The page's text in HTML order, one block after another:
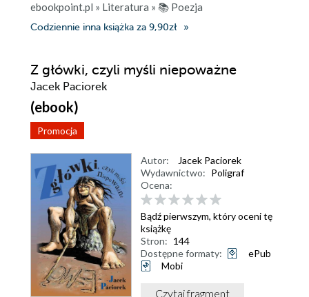
ebookpoint.pl » Literatura » 📚 Poezja
Codziennie inna książka za 9,90zł
Z główki, czyli myśli niepoważne
Jacek Paciorek
(ebook)
Promocja
Autor:
Jacek Paciorek
Wydawnictwo: Poligraf
Ocena:
Bądź pierwszym, który oceni tę
książkę
Stron: 144
Dostępne formaty:
ePub
Mobi
Czytaj fragment